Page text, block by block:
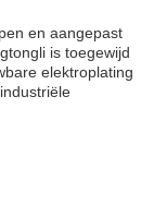
en aangepast
is toegewijd
elektroplating